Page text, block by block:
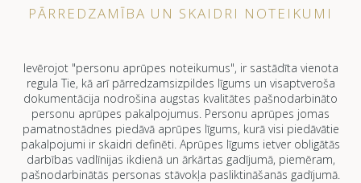
PĀRREDZAMĪBA UN SKAIDRI NOTEIKUMI
Ievērojot "personu aprūpes noteikumus", ir sastādīta vienota
regula Tie, kā arī pārredzamsizpildes līgums un visaptveroša
dokumentācija nodrošina augstas kvalitātes pašnodarbināto
personu aprūpes pakalpojumus. Personu aprūpes jomas
pamatnostādnes piedāvā aprūpes līgums, kurā visi piedāvātie
pakalpojumi ir skaidri definēti. Aprūpes līgums ietver obligātās
darbības vadlīnijas ikdienā un ārkārtas gadījumā, piemēram,
pašnodarbinātās personas stāvokļa pasliktināšanās gadījumā.